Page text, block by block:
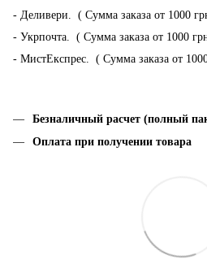
- Деливери. ( Сумма заказа от 1000
- Укрпочта. ( Сумма заказа от 1000
- МистЕкспрес. ( Сумма заказа от
Безналичный расчет (полный
Оплата при получении товара